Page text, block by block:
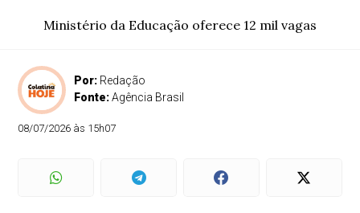
Ministério da Educação oferece 12 mil vagas
Por: Redação
Fonte:Agência Brasil
08/07/2026 às 15h07